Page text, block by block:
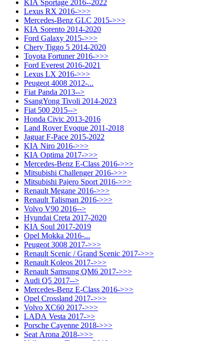
KIA Sportage 2016--2022
Lexus RX 2016->>>
Mercedes-Benz GLC 2015->>>
KIA Sorento 2014-2020
Ford Galaxy 2015->>>
Chery Tiggo 5 2014-2020
Toyota Fortuner 2016->>>
Ford Everest 2016-2021
Lexus LX 2016->>>
Peugeot 4008 2012-...
Fiat Panda 2013-->
SsangYong Tivoli 2014-2023
Fiat 500 2015-->
Honda Civic 2013-2016
Land Rover Evoque 2011-2018
Jaguar F-Pace 2015-2022
KIA Niro 2016->>>
KIA Optima 2017->>>
Mercedes-Benz E-Class 2016->>>
Mitsubishi Challenger 2016->>>
Mitsubishi Pajero Sport 2016->>>
Renault Megane 2016->>>
Renault Talisman 2016->>>
Volvo V90 2016-->
Hyundai Creta 2017-2020
KIA Soul 2017-2019
Opel Mokka 2016-...
Peugeot 3008 2017->>>
Renault Scenic / Grand Scenic 2017->>>
Renault Koleos 2017->>>
Renault Samsung QM6 2017->>>
Audi Q5 2017-->
Mercedes-Benz E-Class 2016->>>
Opel Crossland 2017->>>
Volvo XC60 2017->>>
LADA Vesta 2017->>
Porsche Cayenne 2018->>>
Seat Arona 2018->>>